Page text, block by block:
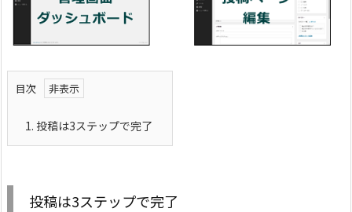
目次
1. 投稿は3ステップで完了
投稿は3ステップで完了